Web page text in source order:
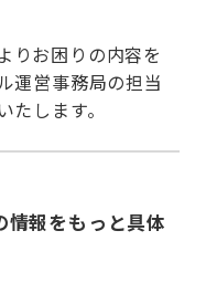
りお困りの内容を
運営事務局の担当
します。
情報をもっと具体